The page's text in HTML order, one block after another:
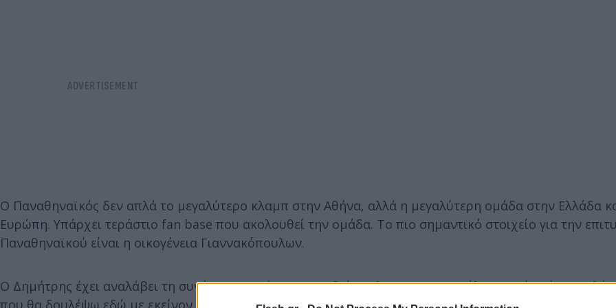
Ο Παναθηναϊκός δεν απλά το μεγαλύτερο κλαμπ στην Αθήνα, αλλά η μεγαλύτερη ομάδα στην Ελλάδα
Ευρώπη. Υπάρχει τεράστιο fan base που ακολουθεί την ομάδα. Το πιο σημαντικό στοιχείο για την
Παναθηναϊκού είναι η οικογένεια Γιαννακόπουλων.
Ο Δημήτρης έχει αναλάβει τη συνέχεια αυτού του σπουδαίου κλαμπ με τη μεγάλη ιστορία. Είμαι πολύ
που θα δουλέψω εδώ με εκείνον και τους παίκτες μου, με τους οπαδούς και όσους πιστεύουν σε εμάς.